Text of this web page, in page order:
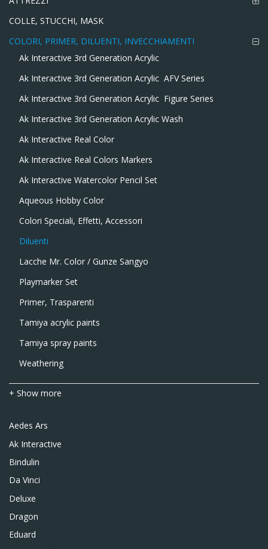
COLLE, STUCCHI, MASK
COLORI, PRIMER, DILUENTI, INVECCHIAMENTI
Ak Interactive 3rd Generation Acrylic
Ak Interactive 3rd Generation Acrylic  AFV Series
Ak Interactive 3rd Generation Acrylic  Figure Series
Ak Interactive 3rd Generation Acrylic Wash
Ak Interactive Real Color
Ak Interactive Real Colors Markers
Ak Interactive Watercolor Pencil Set
Aqueous Hobby Color
Colori Speciali, Effetti, Accessori
Diluenti
Lacche Mr. Color / Gunze Sangyo
Playmarker Set
Primer, Trasparenti
Tamiya acrylic paints
Tamiya spray paints
Weathering
+ Show more
Aedes Ars
Ak Interactive
Bindulin
Da Vinci
Deluxe
Dragon
Eduard